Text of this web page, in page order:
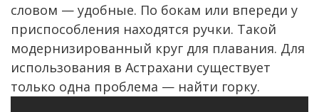
словом — удобные. По бокам или впереди у
приспособления находятся ручки. Такой
модернизированный круг для плавания. Для
использования в Астрахани существует
только одна проблема — найти горку.